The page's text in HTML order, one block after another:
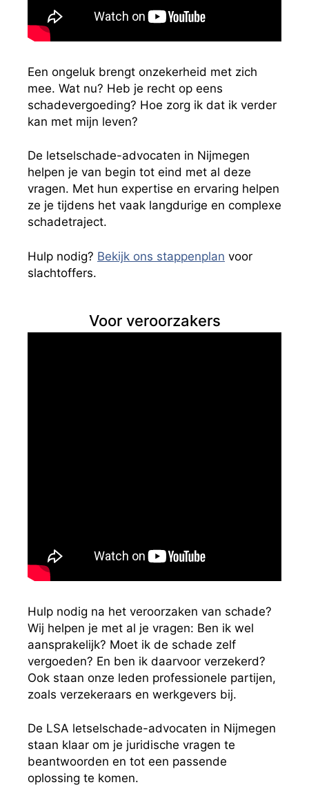
Een ongeluk brengt onzekerheid met zich
mee. Wat nu? Heb je recht op eens
schadevergoeding? Hoe zorg ik dat ik verder
kan met mijn leven?
De letselschade-advocaten in Nijmegen
helpen je van begin tot eind met al deze
vragen. Met hun expertise en ervaring helpen
ze je tijdens het vaak langdurige en complexe
schadetraject.
Hulp nodig? Bekijk ons stappenplan voor
slachtoffers.
Voor veroorzakers
Hulp nodig na het veroorzaken van schade?
Wij helpen je met al je vragen: Ben ik wel
aansprakelijk? Moet ik de schade zelf
vergoeden? En ben ik daarvoor verzekerd?
Ook staan onze leden professionele partijen,
zoals verzekeraars en werkgevers bij.
De LSA letselschade-advocaten in Nijmegen
staan klaar om je juridische vragen te
beantwoorden en tot een passende
oplossing te komen.